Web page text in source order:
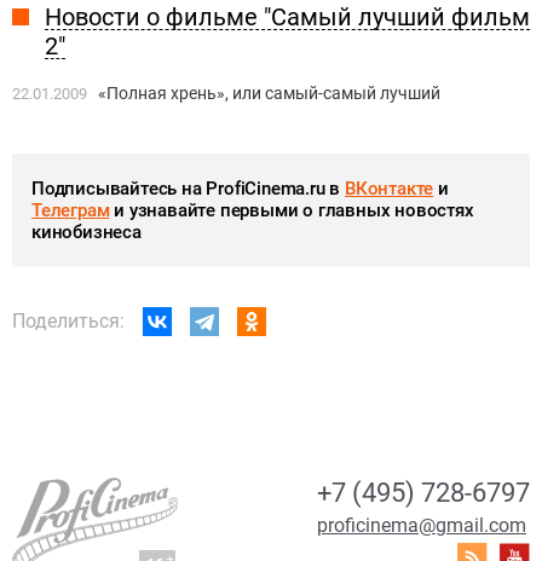
Новости о фильме "Самый лучший фильм
2"
22.01.2009 «Полная хрень», или самый-самый лучший
Подписывайтесь на ProfiCinema.ru в ВКонтакте и
Телеграми узнавайте первыми о главных новостях
кинобизнеса
Поделиться:
+7 (495) 728-6797
proficinema@gmail.com